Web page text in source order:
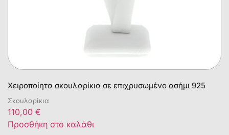
Χειροποίητα σκουλαρίκια σε επιχρυσωμένο ασήμι 925
Σκουλαρίκια
110,00 €
Προσθήκη στο καλάθι